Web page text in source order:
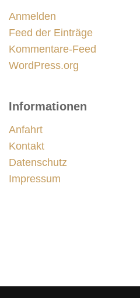
Anmelden
Feed der Einträge
Kommentare-Feed
WordPress.org
Informationen
Anfahrt
Kontakt
Datenschutz
Impressum